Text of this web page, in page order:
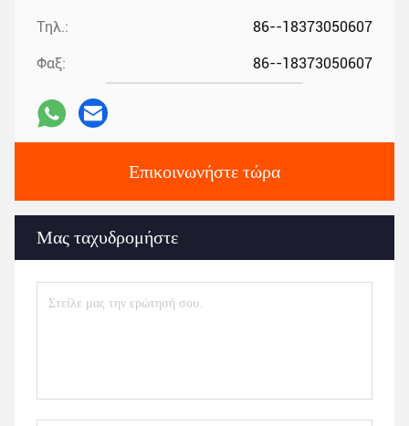
Τηλ.: 86--18373050607
Φαξ: 86--18373050607
Επικοινωνήστε τώρα
Μας ταχυδρομήστε